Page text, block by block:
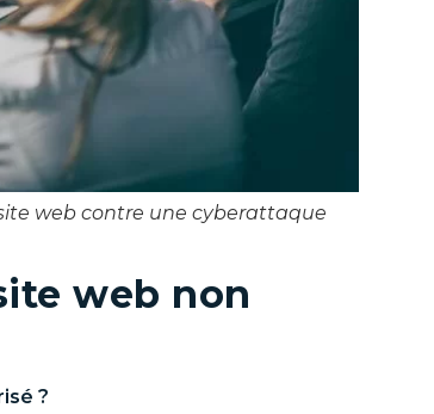
web contre une cyberattaque
web non
?